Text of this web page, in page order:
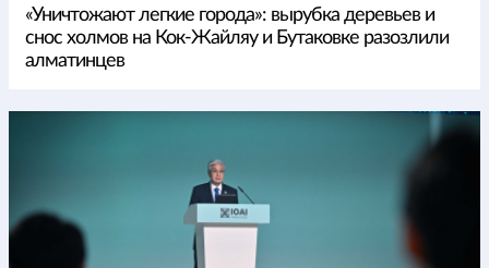
«Уничтожают легкие города»: вырубка деревьев и
снос холмов на Кок-Жайляу и Бутаковке разозлили
алматинцев